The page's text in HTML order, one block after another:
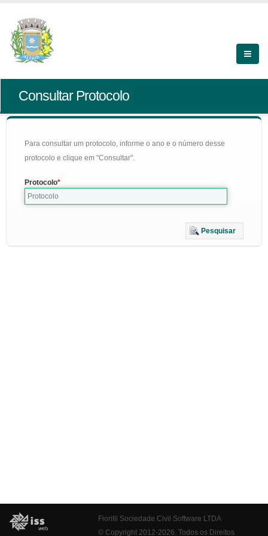
Consultar Protocolo
Para consultar um protocolo, informe o ano e o número desse
protocolo e clique em "Consultar".
Protocolo
Pesquisar
Fiorilli Sociedade Civil Software LTDA
© Copyright 2012-2026. Todos os Direitos